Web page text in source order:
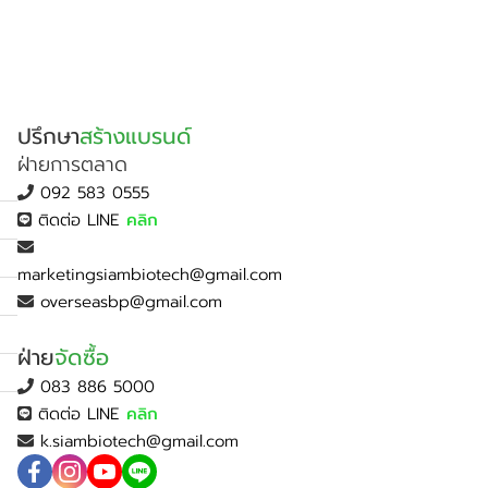
ปรึกษาสร้างแบรนด์
ฝ่ายการตลาด
092 583 0555
ติดต่อ LINE คลิก
marketingsiambiotech@gmail.com
overseasbp@gmail.com
ฝ่ายจัดซื้อ
083 886 5000
ติดต่อ LINE คลิก
k.siambiotech@gmail.com